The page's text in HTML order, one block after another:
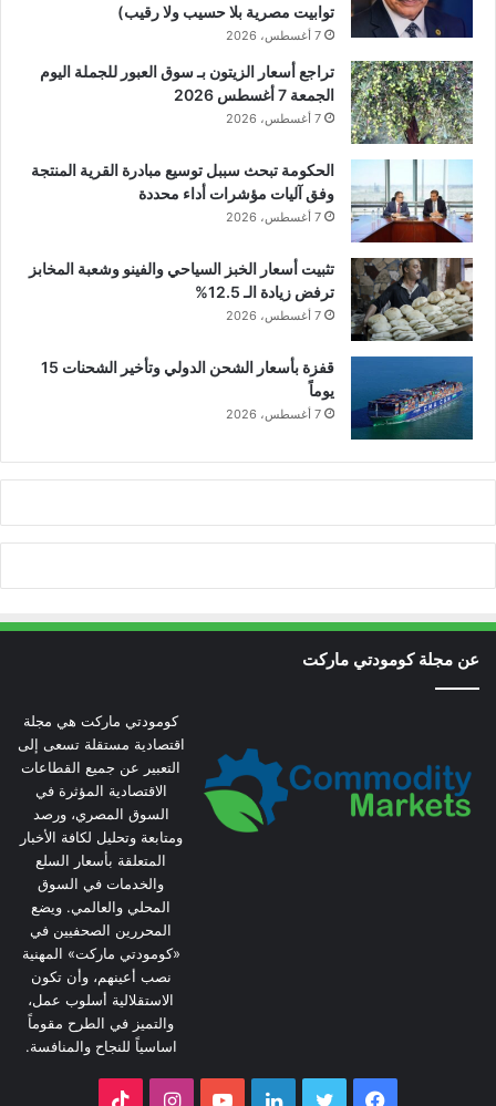
توابيت مصرية بلا حسيب ولا رقيب)
7 أغسطس، 2026
تراجع أسعار الزيتون بـ سوق العبور للجملة اليوم
الجمعة 7 أغسطس 2026
7 أغسطس، 2026
الحكومة تبحث سببل توسيع مبادرة القرية المنتجة
وفق آليات مؤشرات أداء محددة
7 أغسطس، 2026
تثبيت أسعار الخبز السياحي والفينو وشعبة المخابز
ترفض زيادة الـ 12.5%
7 أغسطس، 2026
قفزة بأسعار الشحن الدولي وتأخير الشحنات 15
يوماً
7 أغسطس، 2026
عن مجلة كومودتي ماركت
كومودتي ماركت هي مجلة
اقتصادية مستقلة تسعى إلى
التعبير عن جميع القطاعات
الاقتصادية المؤثرة في
السوق المصري، ورصد
ومتابعة وتحليل لكافة الأخبار
المتعلقة بأسعار السلع
والخدمات في السوق
المحلي والعالمي. ويضع
المحررين الصحفيين في
«كومودتي ماركت» المهنية
نصب أعينهم، وأن تكون
الاستقلالية أسلوب عمل،
والتميز في الطرح مقوماً
اساسياً للنجاح والمنافسة.
فيسبوك تويتر لينكدإنيوتيوبانستقرام